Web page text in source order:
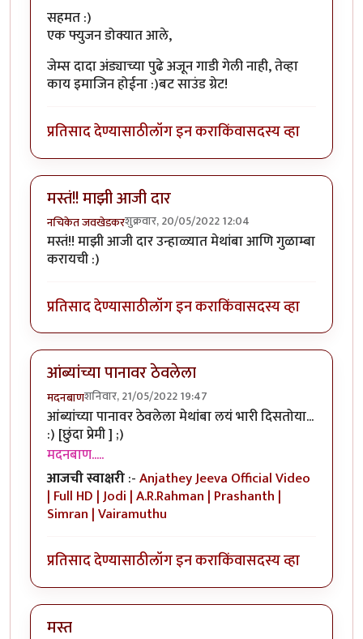
सहमत :)
एक फ्युजन डोक्यात आले,
जेम्स दादा अंड्याच्या पुढे अजून गाडी गेली नाही, तेव्हा
काय इमाजिन होईना :)बट साउंड ग्रेट!
प्रतिसाद देण्यासाठीलॉग इन कराकिंवासदस्य व्हा
मस्तं!! माझी आजी दार
नचिकेत जवखेडकरशुक्रवार, 20/05/2022 12:04
मस्तं!! माझी आजी दार उन्हाळ्यात मेथांबा आणि गुळाम्बा
करायची :)
प्रतिसाद देण्यासाठीलॉग इन कराकिंवासदस्य व्हा
आंब्यांच्या पानावर ठेवलेला
मदनबाणशनिवार, 21/05/2022 19:47
आंब्यांच्या पानावर ठेवलेला मेथांबा लयं भारी दिसतोया...
:) [छुंदा प्रेमी ] ;)
मदनबाण.....
आजची स्वाक्षरी:-Anjathey Jeeva Official Video
| Full HD | Jodi | A.R.Rahman | Prashanth |
Simran | Vairamuthu
प्रतिसाद देण्यासाठीलॉग इन कराकिंवासदस्य व्हा
मस्त